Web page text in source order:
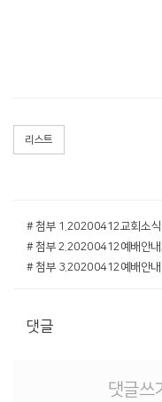
리스트
# 첨부 1.20200412교회소
# 첨부 2.20200412예배안
# 첨부 3.20200412예배안
댓글
댓글쓰